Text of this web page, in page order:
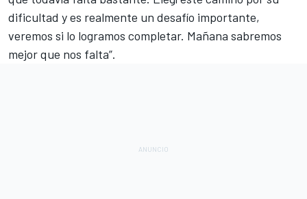
dificultad y es realmente un desafío importante,
veremos si lo logramos completar. Mañana sabremos
mejor que nos falta”.